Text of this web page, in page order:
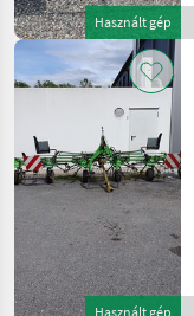
Használt gép
Használt gép